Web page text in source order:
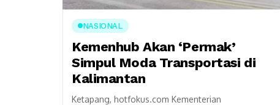
NASIONAL
Kemenhub Akan ‘Permak’
Simpul Moda Transportasi di
Kalimantan
Ketapang, hotfokus.com Kementerian